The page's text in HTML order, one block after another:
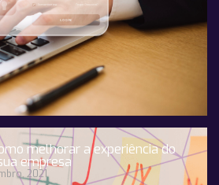
melhorar a experiência do
empresa
2021